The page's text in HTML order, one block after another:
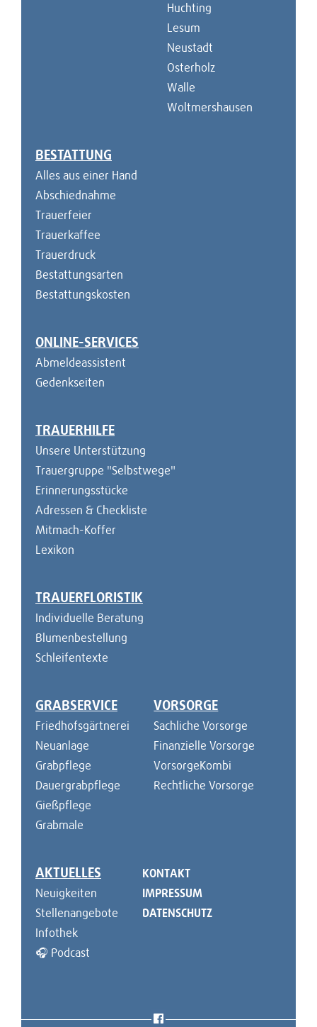
Huchting
Lesum
Neustadt
Osterholz
Walle
Woltmershausen
BESTATTUNG
Alles aus einer Hand
Abschiednahme
Trauerfeier
Trauerkaffee
Trauerdruck
Bestattungsarten
Bestattungskosten
ONLINE-SERVICES
Abmeldeassistent
Gedenkseiten
TRAUERHILFE
Unsere Unterstützung
Trauergruppe "Selbstwege"
Erinnerungsstücke
Adressen & Checkliste
Mitmach-Koffer
Lexikon
TRAUERFLORISTIK
Individuelle Beratung
Blumenbestellung
Schleifentexte
GRABSERVICE
Friedhofsgärtnerei
Neuanlage
Grabpflege
Dauergrabpflege
Gießpflege
Grabmale
VORSORGE
Sachliche Vorsorge
Finanzielle Vorsorge
VorsorgeKombi
Rechtliche Vorsorge
AKTUELLES
Neuigkeiten
Stellenangebote
Infothek
🎧 Podcast
KONTAKT
IMPRESSUM
DATENSCHUTZ